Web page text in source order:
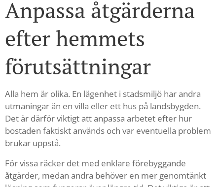
Anpassa åtgärderna
efter hemmets
förutsättningar
Alla hem är olika. En lägenhet i stadsmiljö har andra
utmaningar än en villa eller ett hus på landsbygden.
Det är därför viktigt att anpassa arbetet efter hur
bostaden faktiskt används och var eventuella problem
brukar uppstå.
För vissa räcker det med enklare förebyggande
åtgärder, medan andra behöver en mer genomtänkt